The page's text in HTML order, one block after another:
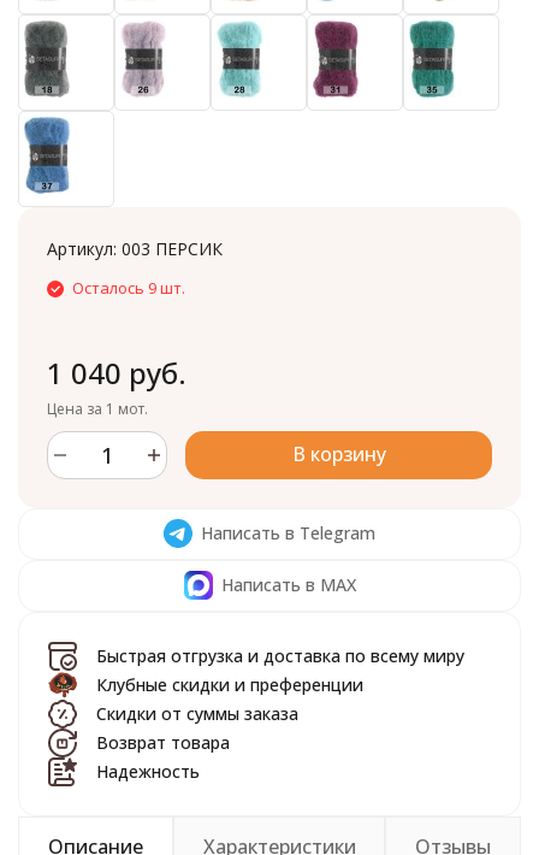
Артикул: 003 ПЕРСИК
Осталось 9 шт.
1 040 руб.
Цена за 1 мот.
В корзину
Написать в Telegram
Написать в MAX
Быстрая отгрузка и доставка по всему миру
Клубные скидки и преференции
Скидки от суммы заказа
Возврат товара
Надежность
Описание Характеристики Отзывы